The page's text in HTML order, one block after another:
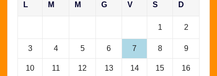
L M M G V S D
1 2
3 4 5 6 7 8 9
10 11 12 13 14 15 16